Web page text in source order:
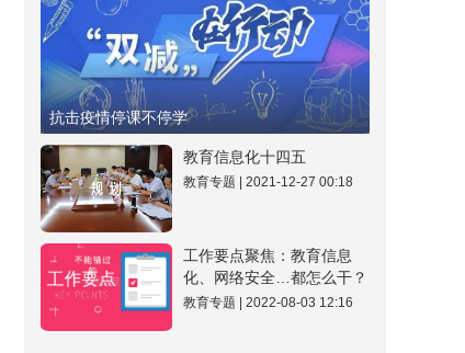
抗击疫情停课不停学
教育信息化十四五
教育专题 | 2021-12-27 00:18
工作要点聚焦：教育信息
化、网络安全…都怎么干？
教育专题 | 2022-08-03 12:16